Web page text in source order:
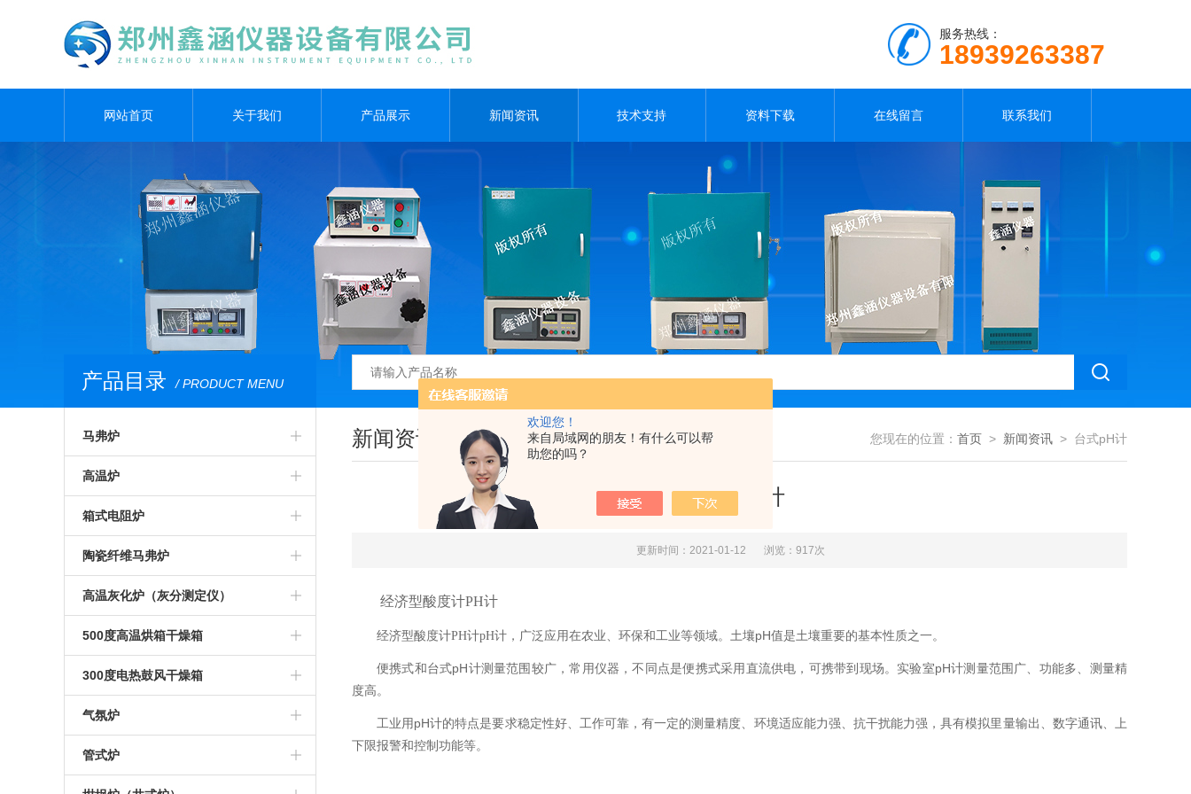
欢迎您！
来自局域网的朋友！有什么可以帮
助您的吗？
服务热线：
18939263387
网站首页 关于我们 产品展示 新闻资讯 技术支持 资料下载 在线留言 联系我们
产品目录 / PRODUCT MENU
马弗炉
智能马弗炉
高温马弗炉
箱式马弗炉
节能马弗炉
工业马弗炉
一体马弗炉
实验室马弗炉
可编程马弗炉
硅碳棒马弗炉
高温炉
箱式预热炉
智能高温炉
工业高温炉
箱式高温炉
高温实验炉
高温加热炉
高温煅烧炉
硅碳棒高温炉
箱式电阻炉
高温箱式炉
智能箱式炉
箱式沾火炉
高温箱式电阻炉
中温箱式电阻炉
工业箱式电阻炉
高温保温箱式炉
陶瓷纤维马弗炉
氧化锆烧结炉
陶瓷纤维箱式炉
陶瓷纤维高温炉
陶瓷纤维箱式电阻炉
陶瓷纤维高温电阻炉
1000度陶瓷纤维马弗炉
高温灰化炉（灰分测定仪）
高温灰化炉
灰分测定仪
煤炭灰分测定仪
塑料灰分测定仪
石油灰分测定仪
500度高温烘箱干燥箱
500度高温烘箱
300度电热鼓风干燥箱
烘箱
鼓风干燥箱
气氛炉
高温气氛炉
管式炉
新闻资讯 您现在的位置： 首页 > 新闻资讯 > 台式pH计
台式pH计
更新时间：2021-01-12 浏览：917次
经济型酸度计PH计
经济型酸度计PH计pH计，广泛应用在农业、环保和工业等领域。土壤pH值是土壤重要的基本性质之一。
便携式和台式pH计测量范围较广，常用仪器，不同点是便携式采用直流供电，可携带到现场。实验室pH计测量范围广、功能多、测量精
度高。
工业用pH计的特点是要求稳定性好、工作可靠，有一定的测量精度、环境适应能力强、抗干扰能力强，具有模拟里量输出、数字通讯、上
下限报警和控制功能等。